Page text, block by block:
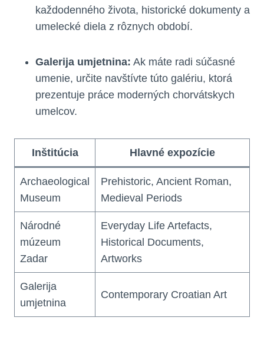
každodenného života, historické dokumenty a
umelecké diela z rôznych období.
Galerija umjetnina: Ak máte radi súčasné
umenie, určite navštívte túto galériu, ktorá
prezentuje práce moderných chorvátskych
umelcov.
Inštitúcia Hlavné expozície
Archaeological
Museum
Prehistoric, Ancient Roman,
Medieval Periods
Národné
múzeum
Zadar
Everyday Life Artefacts,
Historical Documents,
Artworks
Galerija
umjetnina
Contemporary Croatian Art